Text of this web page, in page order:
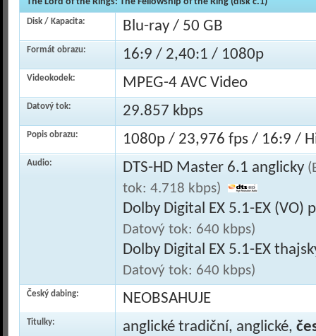
Disk / Kapacita: Blu-ray / 50 GB
Formát obrazu: 16:9 / 2,40:1 / 1080p
Videokodek: MPEG-4 AVC Video
Datový tok: 29.857 kbps
Popis obrazu: 1080p / 23,976 fps / 16:9 /
Audio: DTS-HD Master 6.1 anglicky
tok: 4.718 kbps)
Dolby Digital EX 5.1-EX (VO)
Datový tok: 640 kbps)
Dolby Digital EX 5.1-EX
Datový tok: 640 kbps)
Český dabing: NEOBSAHUJE
Titulky: anglické tradiční, anglické,